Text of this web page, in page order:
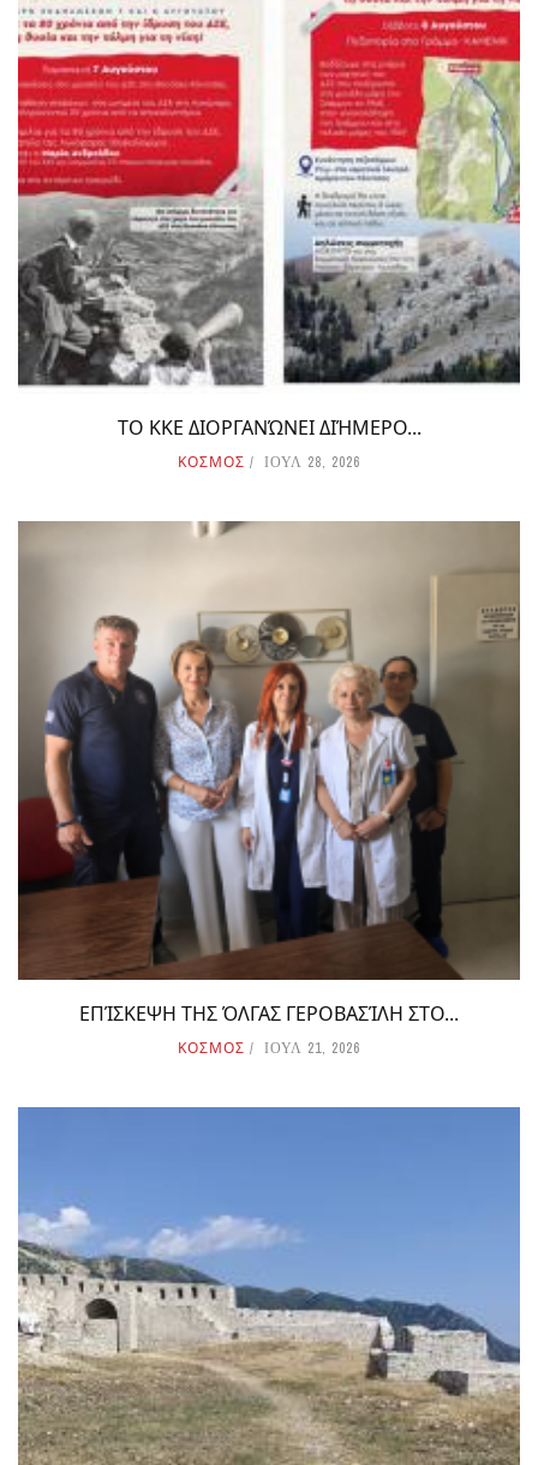
ΤΟ ΚΚΕ ΔΙΟΡΓΑΝΏΝΕΙ ΔΙΉΜΕΡΟ...
ΚΟΣΜΟΣ ΙΟΥΛ 28, 2026
ΕΠΊΣΚΕΨΗ ΤΗΣ ΌΛΓΑΣ ΓΕΡΟΒΑΣΊΛΗ ΣΤΟ...
ΚΟΣΜΟΣ ΙΟΥΛ 21, 2026